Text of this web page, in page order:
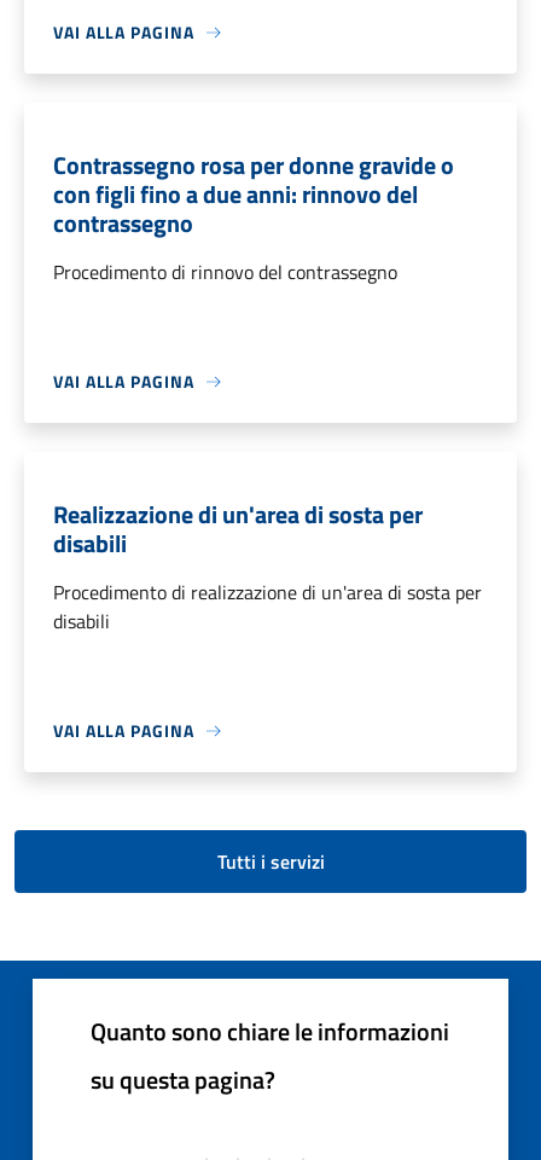
VAI ALLA PAGINA
Contrassegno rosa per donne gravide o
con figli fino a due anni: rinnovo del
contrassegno
Procedimento di rinnovo del contrassegno
VAI ALLA PAGINA
Realizzazione di un'area di sosta per
disabili
Procedimento di realizzazione di un'area di sosta per
disabili
VAI ALLA PAGINA
Tutti i servizi
Quanto sono chiare le informazioni
su questa pagina?